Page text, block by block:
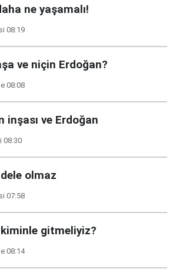
ne yaşamalı!
08:19
ve niçin Erdoğan?
08:08
inşası ve Erdoğan
08:30
olmaz
07:58
kiminle gitmeliyiz?
08:14